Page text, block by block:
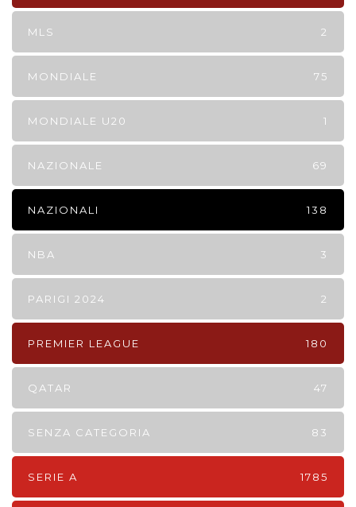
MLS 2
MONDIALE 75
MONDIALE U20 1
NAZIONALE 69
NAZIONALI 138
NBA 3
PARIGI 2024 2
PREMIER LEAGUE 180
QATAR 47
SENZA CATEGORIA 83
SERIE A 1785